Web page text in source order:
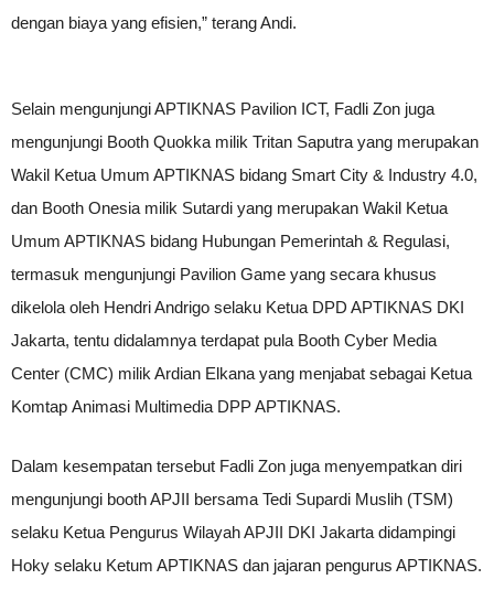
dengan biaya yang efisien,” terang Andi.
Selain mengunjungi APTIKNAS Pavilion ICT, Fadli Zon juga
mengunjungi Booth Quokka milik Tritan Saputra yang merupakan
Wakil Ketua Umum APTIKNAS bidang Smart City & Industry 4.0,
dan Booth Onesia milik Sutardi yang merupakan Wakil Ketua
Umum APTIKNAS bidang Hubungan Pemerintah & Regulasi,
termasuk mengunjungi Pavilion Game yang secara khusus
dikelola oleh Hendri Andrigo selaku Ketua DPD APTIKNAS DKI
Jakarta, tentu didalamnya terdapat pula Booth Cyber Media
Center (CMC) milik Ardian Elkana yang menjabat sebagai Ketua
Komtap Animasi Multimedia DPP APTIKNAS.
Dalam kesempatan tersebut Fadli Zon juga menyempatkan diri
mengunjungi booth APJII bersama Tedi Supardi Muslih (TSM)
selaku Ketua Pengurus Wilayah APJII DKI Jakarta didampingi
Hoky selaku Ketum APTIKNAS dan jajaran pengurus APTIKNAS.